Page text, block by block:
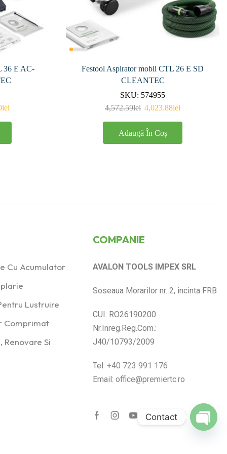
36 E AC-
lei
Festool Aspirator mobil CTL 26 E SD
CLEANTEC
SKU: 574955
4,572.59lei 4,023.88lei
Adaugă În Coș
Cu Acumulator
Lustruire
Comprimat
Renovare Si
COMPANIE
AVALON TOOLS IMPEX SRL
Soseaua Morarilor nr. 2, incinta FRB
CUI: RO26190200
Nr.Inreg.Reg.Com.:
J40/10793/2009
Tel:+40 723 991 176
Email:office@premiertc.ro
Contact